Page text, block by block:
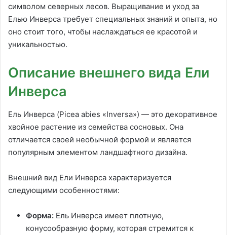
символом северных лесов. Выращивание и уход за
Елью Инверса требует специальных знаний и опыта, но
оно стоит того, чтобы наслаждаться ее красотой и
уникальностью.
Описание внешнего вида Ели
Инверса
Ель Инверса (Picea abies «Inversa») — это декоративное
хвойное растение из семейства сосновых. Она
отличается своей необычной формой и является
популярным элементом ландшафтного дизайна.
Внешний вид Ели Инверса характеризуется
следующими особенностями:
Форма: Ель Инверса имеет плотную,
конусообразную форму, которая стремится к